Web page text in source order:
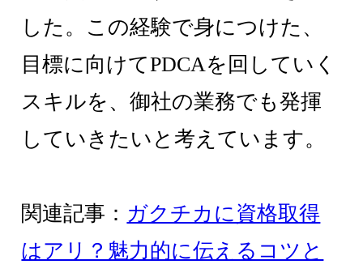
した。この経験で身につけた、
目標に向けてPDCAを回していく
スキルを、御社の業務でも発揮
していきたいと考えています。
関連記事： ガクチカに資格取得
はアリ？魅力的に伝えるコツと